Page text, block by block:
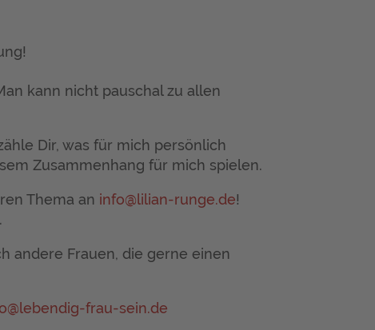
kann nicht pauschal zu allen
Dir, was für mich persönlich
Zusammenhang für mich spielen.
Thema an info@lilian-runge.de!
andere Frauen, die gerne einen
frau-sein.de